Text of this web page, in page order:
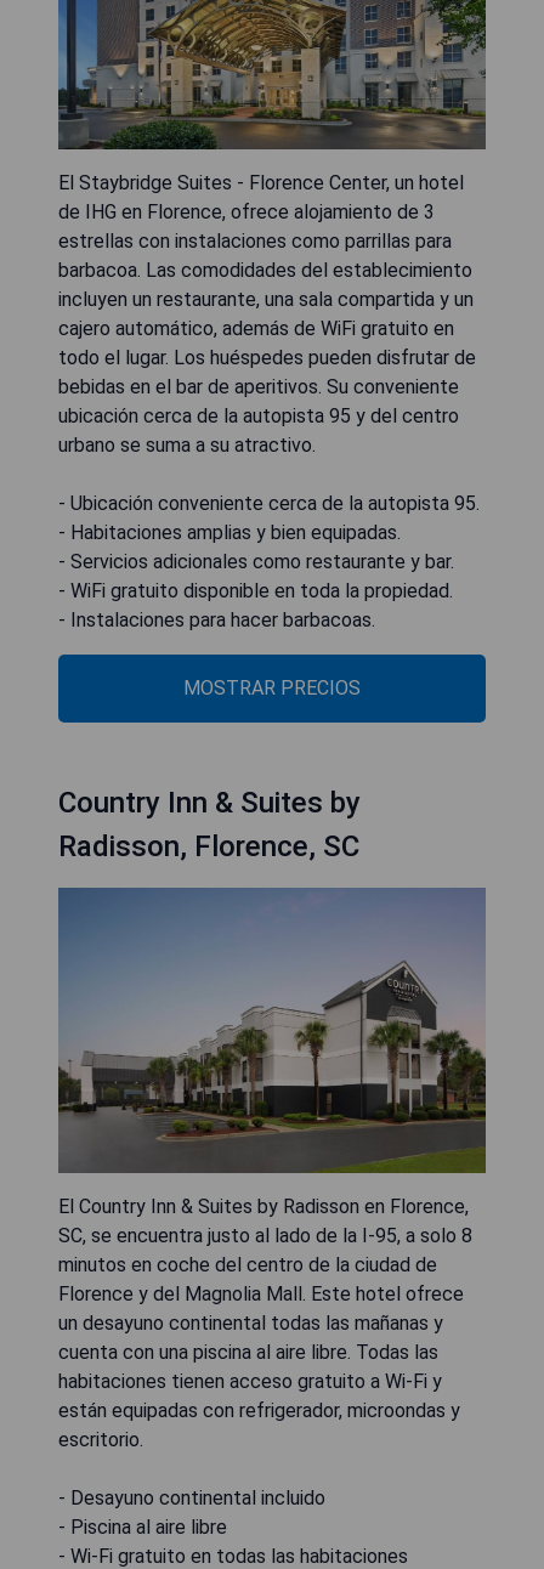
El Staybridge Suites - Florence Center, un hotel
de IHG en Florence, ofrece alojamiento de 3
estrellas con instalaciones como parrillas para
barbacoa. Las comodidades del establecimiento
incluyen un restaurante, una sala compartida y un
cajero automático, además de WiFi gratuito en
todo el lugar. Los huéspedes pueden disfrutar de
bebidas en el bar de aperitivos. Su conveniente
ubicación cerca de la autopista 95 y del centro
urbano se suma a su atractivo.
- Ubicación conveniente cerca de la autopista 95.
- Habitaciones amplias y bien equipadas.
- Servicios adicionales como restaurante y bar.
- WiFi gratuito disponible en toda la propiedad.
- Instalaciones para hacer barbacoas.
MOSTRAR PRECIOS
Country Inn & Suites by
Radisson, Florence, SC
El Country Inn & Suites by Radisson en Florence,
SC, se encuentra justo al lado de la I-95, a solo 8
minutos en coche del centro de la ciudad de
Florence y del Magnolia Mall. Este hotel ofrece
un desayuno continental todas las mañanas y
cuenta con una piscina al aire libre. Todas las
habitaciones tienen acceso gratuito a Wi-Fi y
están equipadas con refrigerador, microondas y
escritorio.
- Desayuno continental incluido
- Piscina al aire libre
- Wi-Fi gratuito en todas las habitaciones